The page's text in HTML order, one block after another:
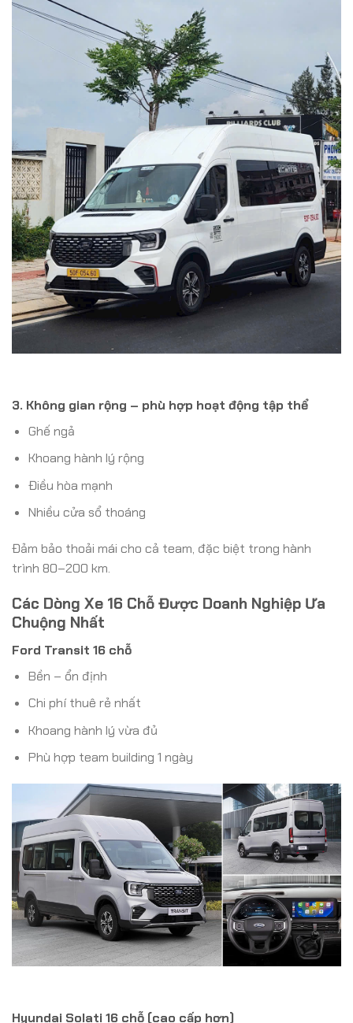
3. Không gian rộng – phù hợp hoạt động tập thể
Ghế ngả
Khoang hành lý rộng
Điều hòa mạnh
Nhiều cửa sổ thoáng
Đảm bảo thoải mái cho cả team, đặc biệt trong hành
trình 80–200 km.
Các Dòng Xe 16 Chỗ Được Doanh Nghiệp Ưa
Chuộng Nhất
Ford Transit 16 chỗ
Bền – ổn định
Chi phí thuê rẻ nhất
Khoang hành lý vừa đủ
Phù hợp team building 1 ngày
Hyundai Solati 16 chỗ (cao cấp hơn)